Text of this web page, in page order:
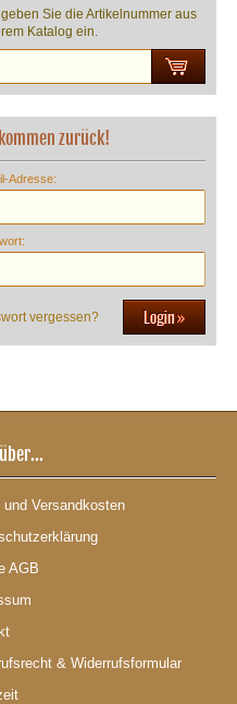
geben Sie die Artikelnummer aus
Katalog ein.
zurück!
Adresse:
vergessen?
und Versandkosten
AGB
& Widerrufsformular